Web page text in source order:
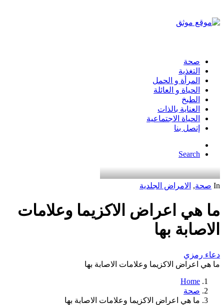
صحة
التغذية
المرأة و الحمل
الحياة و العائلة
الطبخ
العناية بالذات
الحياة الاجتماعية
إتصل بنا
Search
In صحة, الامراض الجلدية
ما هي اعراض الاكزيما وعلامات
الاصابة بها
دعاء رمزي
ما هي اعراض الاكزيما وعلامات الاصابة بها
Home
صحة
ما هي اعراض الاكزيما وعلامات الاصابة بها